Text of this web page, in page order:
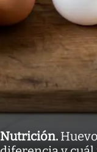
Nutrición.